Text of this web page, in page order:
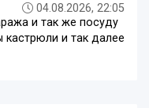
04.08.2026, 22:05
и так же посуду
кастрюли и так далее